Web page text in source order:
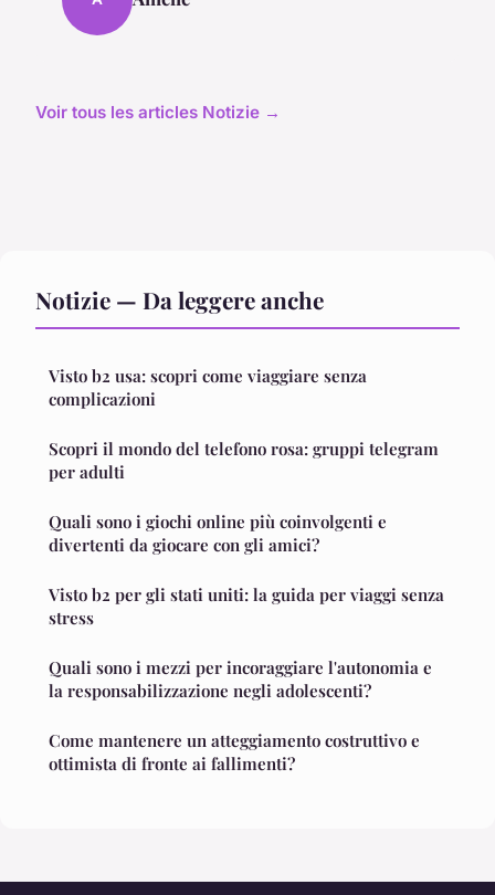
Voir tous les articles Notizie →
Notizie — Da leggere anche
Visto b2 usa: scopri come viaggiare senza
complicazioni
Scopri il mondo del telefono rosa: gruppi telegram
per adulti
Quali sono i giochi online più coinvolgenti e
divertenti da giocare con gli amici?
Visto b2 per gli stati uniti: la guida per viaggi senza
stress
Quali sono i mezzi per incoraggiare l'autonomia e
la responsabilizzazione negli adolescenti?
Come mantenere un atteggiamento costruttivo e
ottimista di fronte ai fallimenti?